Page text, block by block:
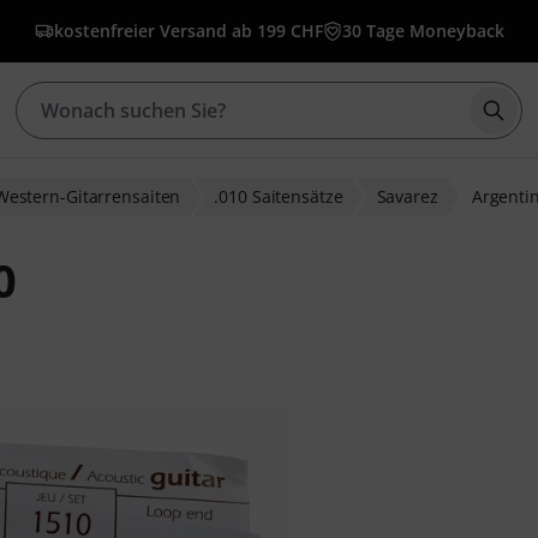
kostenfreier Versand ab 199 CHF 30 Tage Moneyback
Gitarrensaiten .010 Saitensätze Savarez